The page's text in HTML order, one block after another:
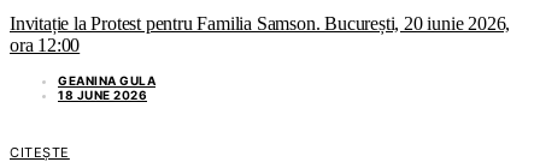
Invitație la Protest pentru Familia Samson. București, 20 iunie 2026,
ora 12:00
GEANINA GULA
18 JUNE 2026
CITEȘTE